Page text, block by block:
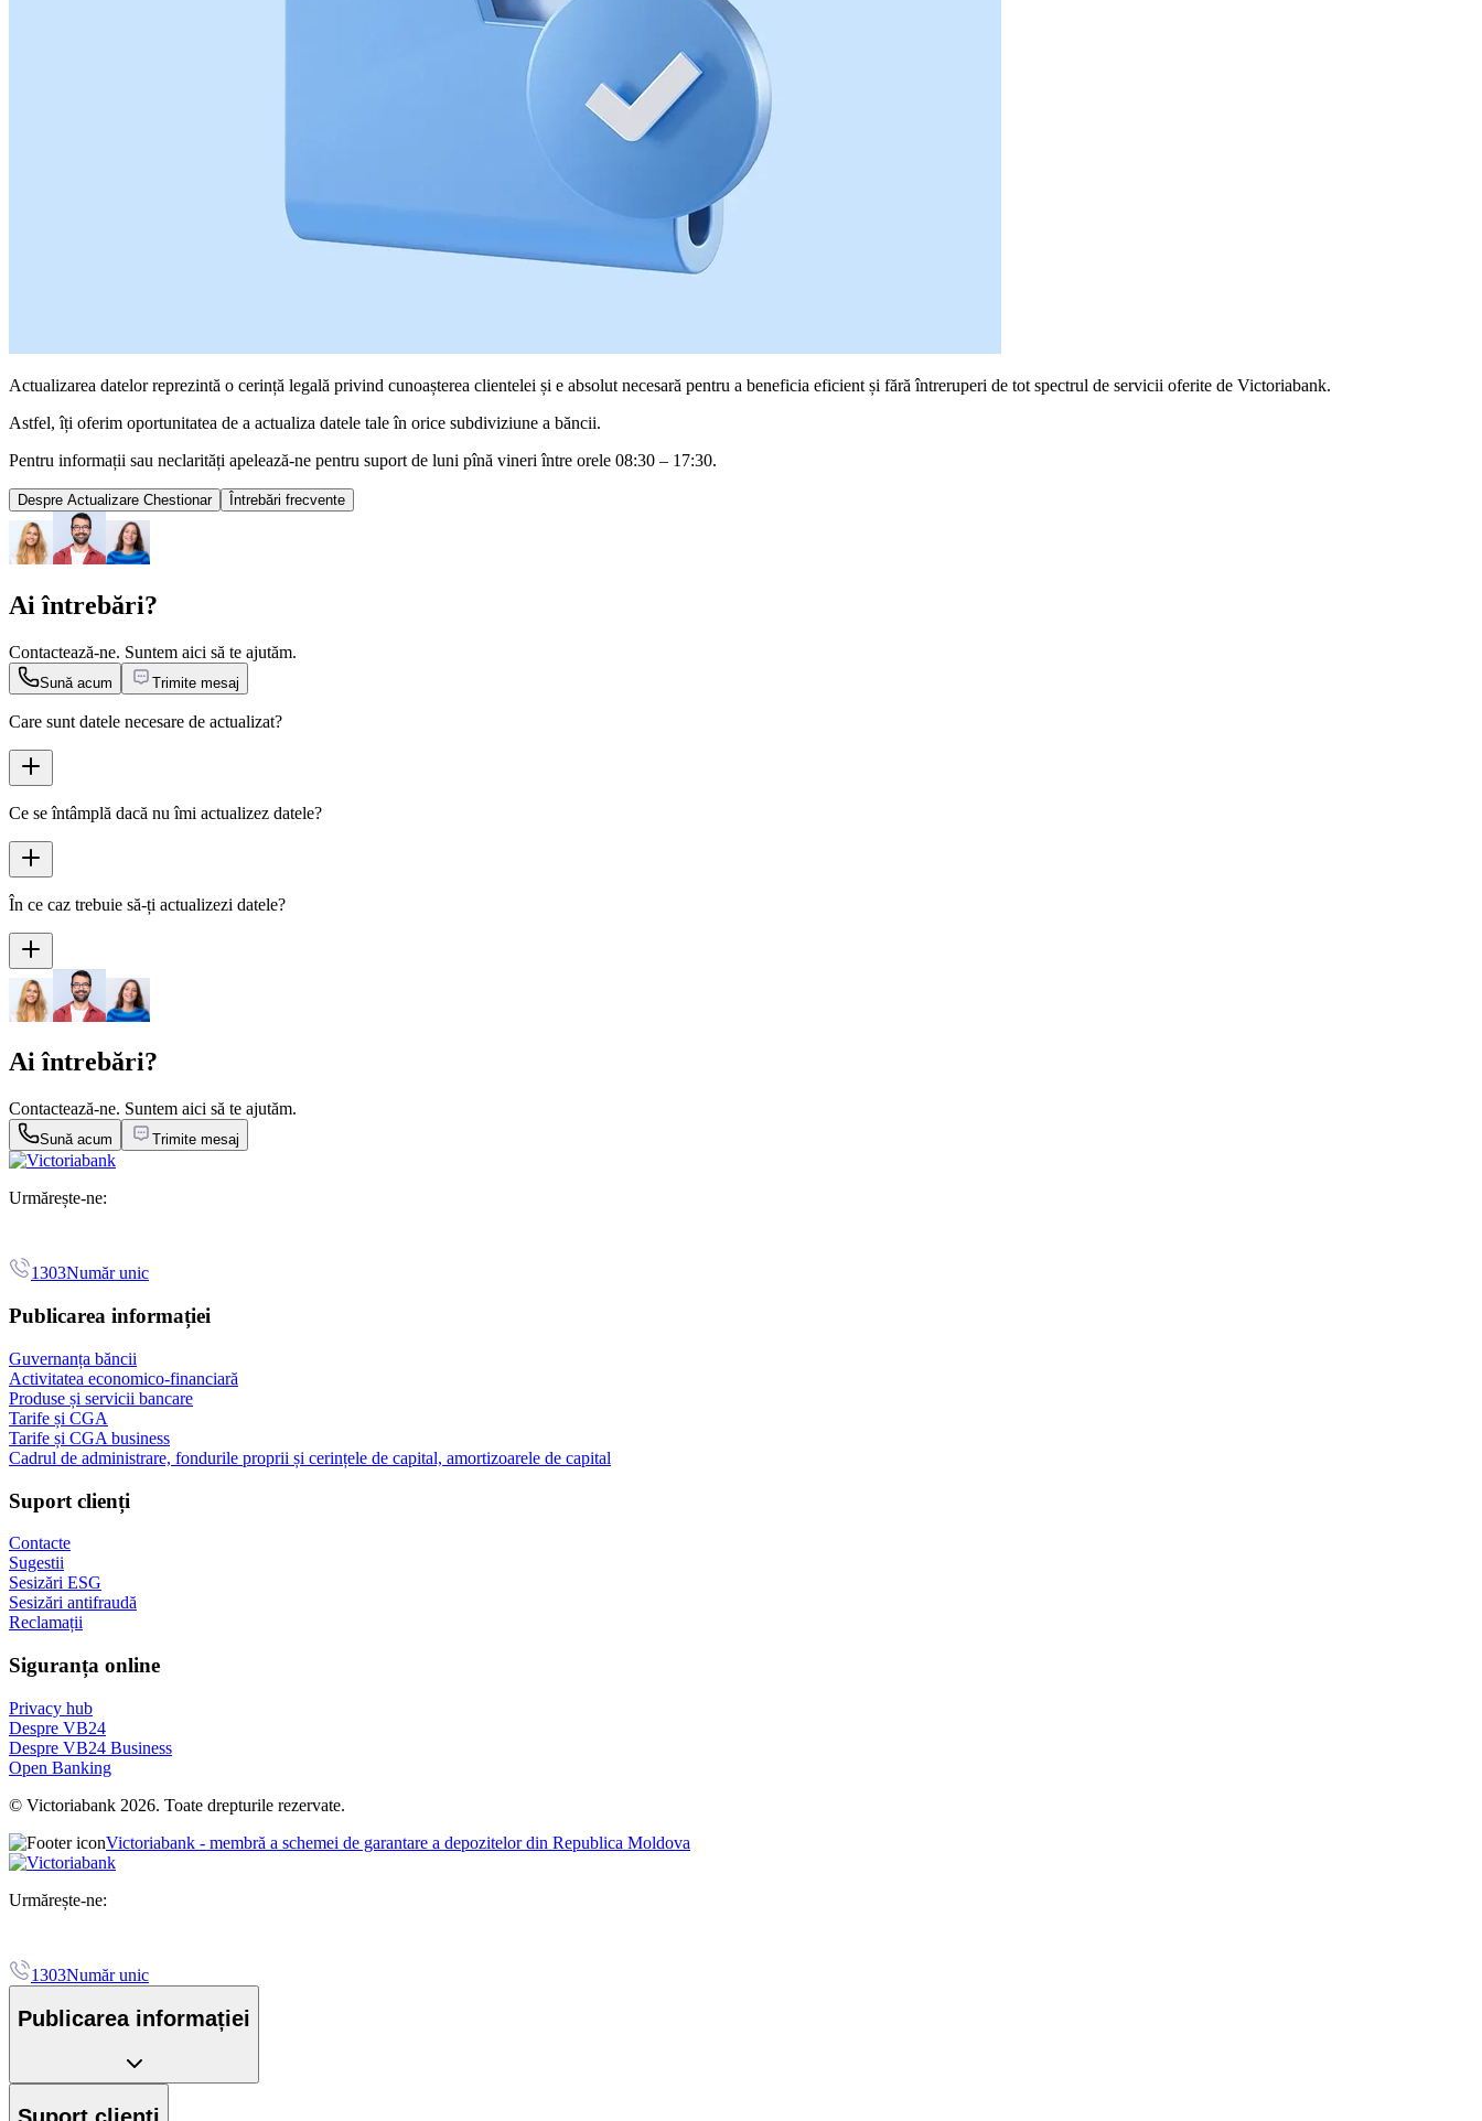
Actualizarea datelor reprezintă o cerință legală privind cunoașterea clientelei și e absolut necesară pentru a beneficia eficient și fără întreruperi de tot spectrul de servicii oferite de Victoriabank.
Astfel, îți oferim oportunitatea de a actualiza datele tale în orice subdiviziune a băncii.
Pentru informații sau neclarități apelează-ne pentru suport de luni pînă vineri între orele 08:30 – 17:30.
Despre Actualizare Chestionar Întrebări frecvente
Ai întrebări?
Contactează-ne. Suntem aici să te ajutăm.
Sună acum Trimite mesaj
Care sunt datele necesare de actualizat?
Ce se întâmplă dacă nu îmi actualizez datele?
În ce caz trebuie să-ți actualizezi datele?
Ai întrebări?
Contactează-ne. Suntem aici să te ajutăm.
Sună acum Trimite mesaj
Urmărește-ne:
1303Număr unic
Publicarea informației
Guvernanța băncii
Activitatea economico-financiară
Produse și servicii bancare
Tarife și CGA
Tarife și CGA business
Cadrul de administrare, fondurile proprii și cerințele de capital, amortizoarele de capital
Suport clienți
Contacte
Sugestii
Sesizări ESG
Sesizări antifraudă
Reclamații
Siguranța online
Privacy hub
Despre VB24
Despre VB24 Business
Open Banking
© Victoriabank 2026. Toate drepturile rezervate.
Victoriabank - membră a schemei de garantare a depozitelor din Republica Moldova
Urmărește-ne:
1303Număr unic
Publicarea informației